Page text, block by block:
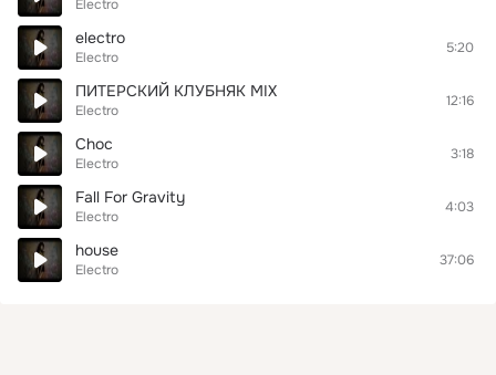
Electro
electro
Electro
5:20
ПИТЕРСКИЙ КЛУБНЯК MIX
Electro
12:16
Choc
Electro
3:18
Fall For Gravity
Electro
4:03
house
Electro
37:06